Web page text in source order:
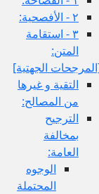
٣ - استقامة
الجهتية]
و غيرها
المصالح:
الوجوه
المحتملة